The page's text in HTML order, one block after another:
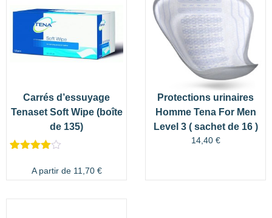
Carrés d’essuyage
Tenaset Soft Wipe (boîte
de 135)
sur 5
basé
notations
A partir de 11,70 €
Protections urinaires
Homme Tena For Men
Level 3 ( sachet de 16 )
14,40 €